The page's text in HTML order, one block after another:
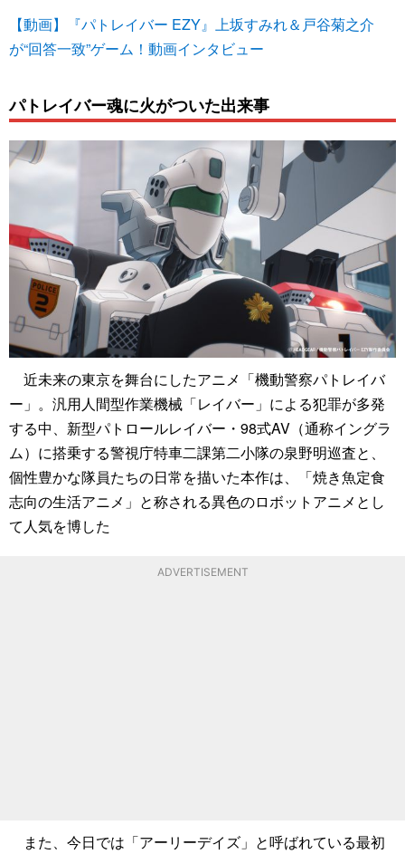
【動画】『パトレイバー EZY』上坂すみれ＆戸谷菊之介
が“回答一致”ゲーム！動画インタビュー
パトレイバー魂に火がついた出来事
近未来の東京を舞台にしたアニメ「機動警察パトレイバ
ー」。汎用人間型作業機械「レイバー」による犯罪が多発
する中、新型パトロールレイバー・98式AV（通称イングラ
ム）に搭乗する警視庁特車二課第二小隊の泉野明巡査と、
個性豊かな隊員たちの日常を描いた本作は、「焼き魚定食
志向の生活アニメ」と称される異色のロボットアニメとし
て人気を博した
ADVERTISEMENT
また、今日では「アーリーデイズ」と呼ばれている最初